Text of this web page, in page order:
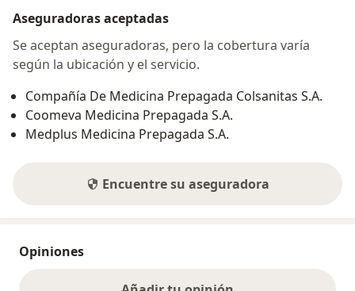
Aseguradoras aceptadas
Se aceptan aseguradoras, pero la cobertura varía
según la ubicación y el servicio.
Compañía De Medicina Prepagada Colsanitas S.A.
Coomeva Medicina Prepagada S.A.
Medplus Medicina Prepagada S.A.
Encuentre su aseguradora
Opiniones